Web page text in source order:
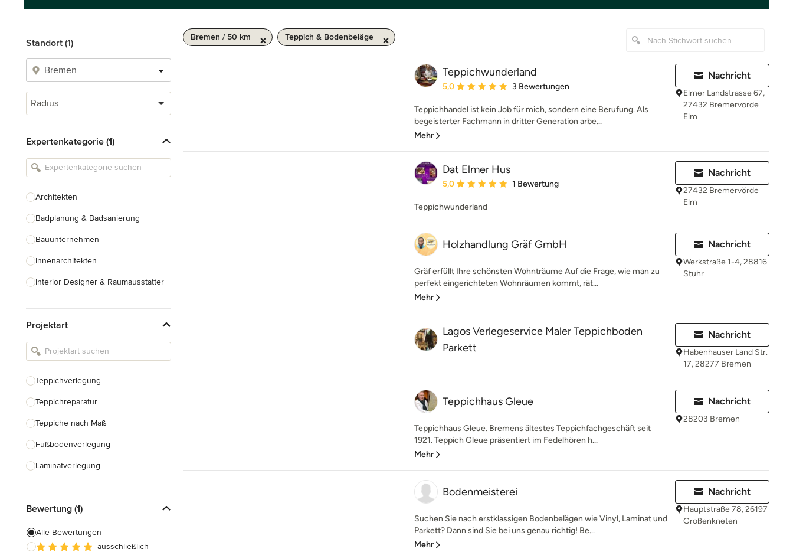
Standort (1)
Radius
Expertenkategorie (1)
Architekten
Badplanung & Badsanierung
Bauunternehmen
Innenarchitekten
Interior Designer & Raumausstatter
Landschaftsarchitekten
Armaturen & Sanitärbedarf
Einbauschränke
Projektart
Teppichverlegung
Teppichreparatur
Teppiche nach Maß
Fußbodenverlegung
Laminatverlegung
Fußbodenausgleich
Alle anzeigen
Bewertung (1)
Alle Bewertungen
ausschließlich
Bremen / 50 km Teppich & Bodenbeläge
Teppichwunderland
Durchschnittliche Bewertung: 5 von 5 Sternen
5,0 3 Bewertungen
Teppichhandel ist kein Job für mich, sondern eine Berufung. Als
begeisterter Fachmann in dritter Generation arbe...
Mehr
Nachricht
Elmer Landstrasse 67,
27432 Bremervörde
Elm
Dat Elmer Hus
Durchschnittliche Bewertung: 5 von 5 Sternen
5,0 1 Bewertung
Teppichwunderland
Nachricht
27432 Bremervörde
Elm
Holzhandlung Gräf GmbH
Gräf erfüllt Ihre schönsten Wohnträume Auf die Frage, wie man zu
perfekt eingerichteten Wohnräumen kommt, rät...
Mehr
Nachricht
Werkstraße 1-4, 28816
Stuhr
Lagos Verlegeservice Maler Teppichboden
Parkett
Nachricht
Habenhauser Land Str.
17, 28277 Bremen
Teppichhaus Gleue
Teppichhaus Gleue. Bremens ältestes Teppichfachgeschäft seit
1921. Teppich Gleue präsentiert im Fedelhören h...
Mehr
Nachricht
28203 Bremen
Bodenmeisterei
Suchen Sie nach erstklassigen Bodenbelägen wie Vinyl, Laminat und
Parkett? Dann sind Sie bei uns genau richtig! Be...
Mehr
Nachricht
Hauptstraße 78, 26197
Großenkneten